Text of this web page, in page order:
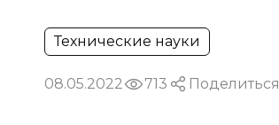
Технические науки
08.05.2022 713 Поделиться